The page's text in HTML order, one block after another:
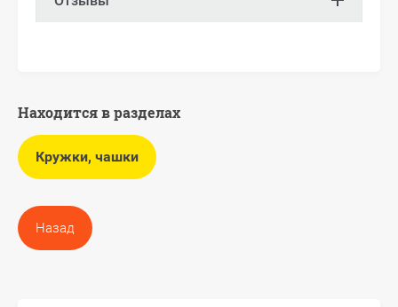
Находится в разделах
Кружки, чашки
Назад